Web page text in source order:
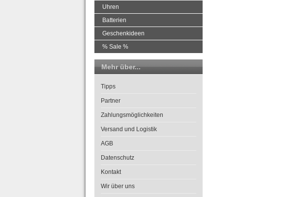
Uhren
Batterien
Geschenkideen
% Sale %
Mehr über...
Tipps
Partner
Zahlungsmöglichkeiten
Versand und Logistik
AGB
Datenschutz
Kontakt
Wir über uns